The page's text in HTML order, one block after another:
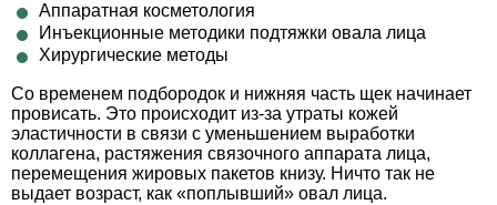
Аппаратная косметология
Инъекционные методики подтяжки овала лица
Хирургические методы
Со временем подбородок и нижняя часть щек начинает
провисать. Это происходит из-за утраты кожей
эластичности в связи с уменьшением выработки
коллагена, растяжения связочного аппарата лица,
перемещения жировых пакетов книзу. Ничто так не
выдает возраст, как «поплывший» овал лица.